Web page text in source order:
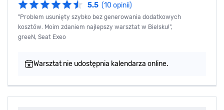
5.5 (10 opinii)
"Problem usunięty szybko bez generowania dodatkowych
kosztów. Moim zdaniem najlepszy warsztat w Bielsku!",
greeN, Seat Exeo
Warsztat nie udostępnia kalendarza online.